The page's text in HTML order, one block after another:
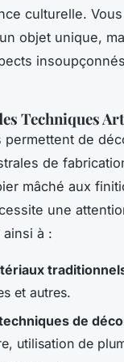
culturelle.
objet unique,
Techniques
permettent de
de
mâché aux
une
à :
et autres.
de
utilisation de